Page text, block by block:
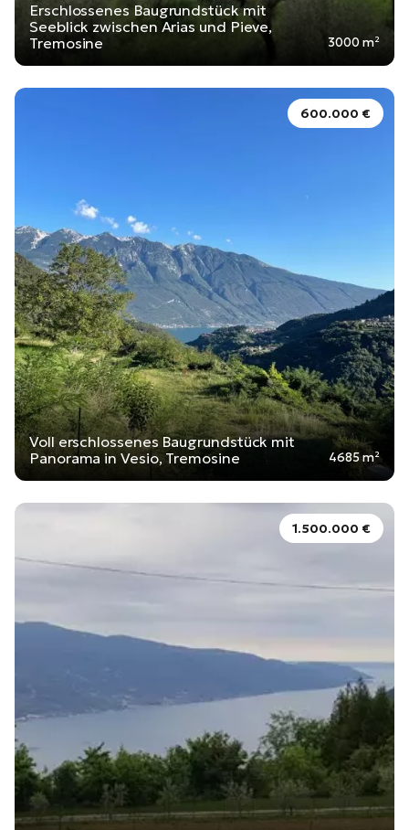
Erschlossenes Baugrundstück mit
Seeblick zwischen Arias und Pieve,
Tremosine
3000 m²
600.000 €
Voll erschlossenes Baugrundstück mit
Panorama in Vesio, Tremosine
4685 m²
1.500.000 €